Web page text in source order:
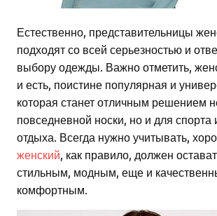
Естественно, представительницы
подходят со всей серьезностью и
выбору одежды. Важно отметить,
и есть, поистине популярная и
которая станет отличным решением
повседневной носки, но и для спорта
отдыха. Всегда нужно учитывать,
женский , как правило, должен
стильным, модным, еще и
комфортным.